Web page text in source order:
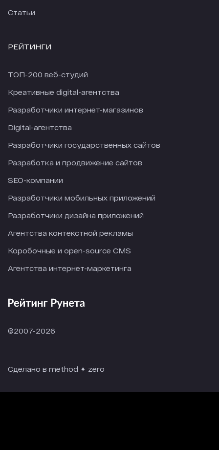
Статьи
РЕЙТИНГИ
ТОП-200 веб-студий
Креативные digital-агентства
Разработчики интернет-магазинов
Digital-агентства
Разработчики государственных сайтов
Разработка и продвижение сайтов
SEO-компании
Разработчики мобильных приложений
Разработчики дизайна приложений
Агентства контекстной рекламы
Коробочные и open-source CMS
Агентства интернет-маркетинга
©2007-2026
Сделано в method ✦ zero